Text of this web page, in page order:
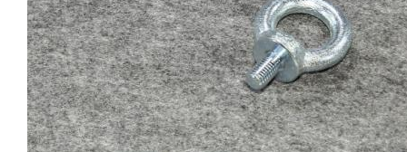
LIDER, il existe deux tailles de trous dans le
plancher:les petits 10,5 x 30les grands 12,5 x 35Nous
avons developpé pour les grands une sangle de roue
spécifique : Sangle roue LIDERPour les petits, le trou
de 10,5 ne permet pas de proposer un crochet assez
solide par rapport à la capacité de la sangle.Nous vous
proposons donc l'utilisation de ce petit anneau amovible